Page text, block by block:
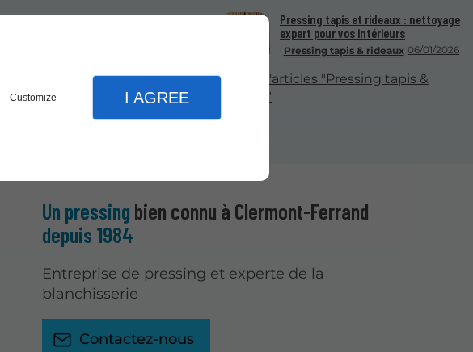
Customize I AGREE
Pressing tapis & rideaux 06/01/2026
Pressing tapis et rideaux : nettoyage
expert pour vos intérieurs
Plus d'articles "Pressing tapis &
rideaux"
Un pressing bien connu à Clermont-Ferrand
depuis 1984
Entreprise de pressing et experte de la
blanchisserie
Contactez-nous